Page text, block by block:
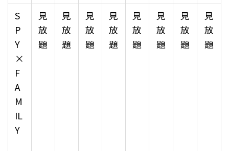
S
P
Y
×
F
A
M
IL
Y
見
放
題
見
放
題
見
放
題
見
放
題
見
放
題
見
放
題
見
放
題
見
放
題